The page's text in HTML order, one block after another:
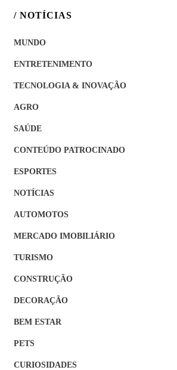
/ NOTÍCIAS
MUNDO
ENTRETENIMENTO
TECNOLOGIA & INOVAÇÃO
AGRO
SAÚDE
CONTEÚDO PATROCINADO
ESPORTES
NOTÍCIAS
AUTOMOTOS
MERCADO IMOBILIÁRIO
TURISMO
CONSTRUÇÃO
DECORAÇÃO
BEM ESTAR
PETS
CURIOSIDADES